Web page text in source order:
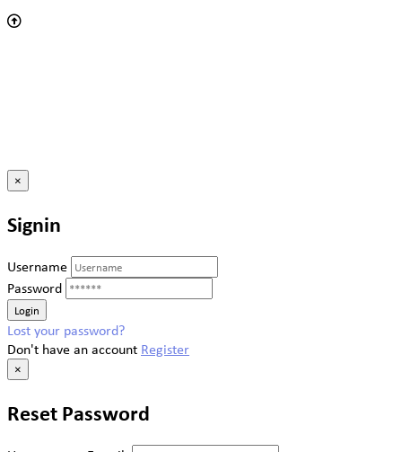
×
Signin
Username
Password
Lost your password?
Don't have an account Register
×
Reset Password